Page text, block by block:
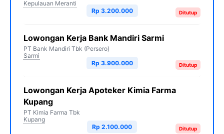
Kepulauan Meranti
Ditutup
Rp 3.200.000
Lowongan Kerja Bank Mandiri Sarmi
PT Bank Mandiri Tbk (Persero)
Sarmi
Ditutup
Rp 3.900.000
Lowongan Kerja Apoteker Kimia Farma
Kupang
PT Kimia Farma Tbk
Kupang
Ditutup
Rp 2.100.000